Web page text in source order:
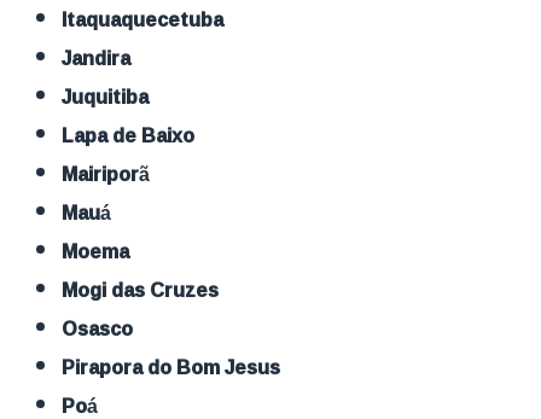
Itaquaquecetuba
Jandira
Juquitiba
Lapa de Baixo
Mairiporã
Mauá
Moema
Mogi das Cruzes
Osasco
Pirapora do Bom Jesus
Poá